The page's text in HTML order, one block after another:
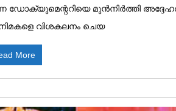
ഡോക്യുമെന്ററിയെ മുൻനിർത്തി
വിശകലനം ചെയ
More